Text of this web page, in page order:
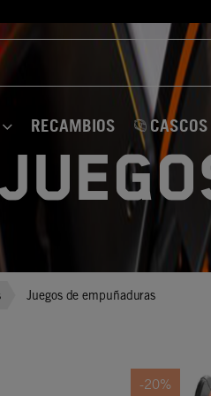
RECAMBIOS CASCOS
Juegos de empuñaduras
-20%